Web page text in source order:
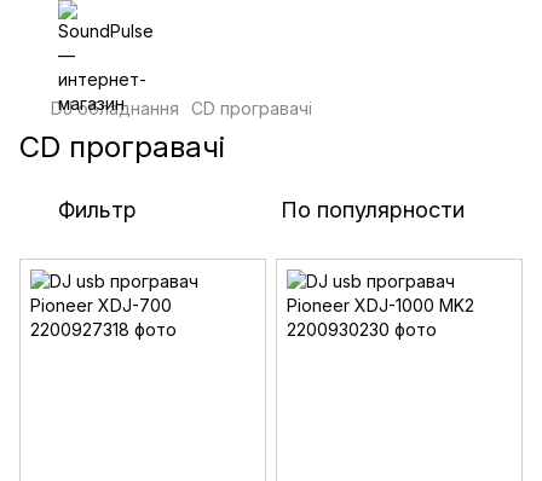
DJ обладнання CD програвачі
CD програвачі
Фильтр По популярности